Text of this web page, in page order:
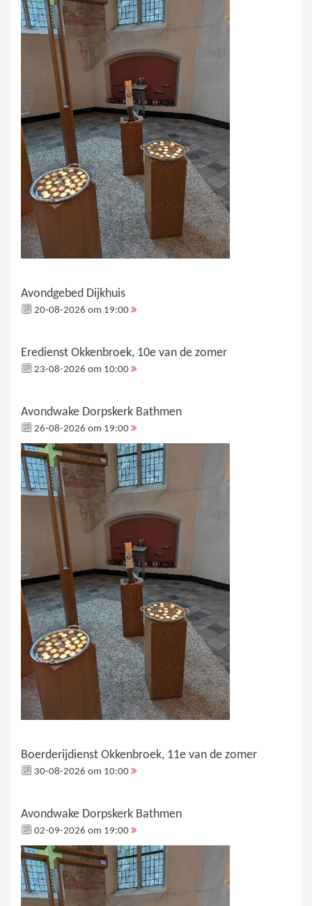
Avondgebed Dijkhuis
20-08-2026 om 19:00
Eredienst Okkenbroek, 10e van de zomer
23-08-2026 om 10:00
Avondwake Dorpskerk Bathmen
26-08-2026 om 19:00
Boerderijdienst Okkenbroek, 11e van de zomer
30-08-2026 om 10:00
Avondwake Dorpskerk Bathmen
02-09-2026 om 19:00